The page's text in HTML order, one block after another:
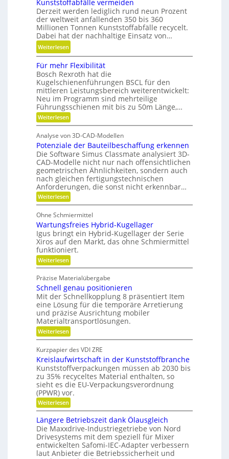
D
y
n
a
m
i
k
u
n
d
P
l
a
t
z
w
i
n
d
e
t
r
i
e
b
u
n
d
y
d
r
a
u
l
i
k
i
m
V
e
r
g
l
e
i
c
h
d
u
l
r
e
r
m
a
t
u
r
e
n
t
e
c
h
n
i
k
Kunststoffabfälle vermeiden
Derzeit werden lediglich rund neun Prozent
der weltweit anfallenden 350 bis 360
Millionen Tonnen Kunststoffabfälle recycelt.
Dabei hat der nachhaltige Einsatz von…
Weiterlesen:
K
u
n
s
s
t
o
f
f
a
b
f
ä
l
l
e
v
e
r
m
e
i
d
e
n
Für mehr Flexibilität
Bosch Rexroth hat die
Kugelschienenführungen BSCL für den
mittleren Leistungsbereich weiterentwickelt:
Neu im Programm sind mehrteilige
Führungsschienen mit bis zu 50m Länge,…
Weiterlesen:
F
r
m
e
h
r
F
l
e
x
i
i
l
i
t
ä
t
Analyse von 3D-CAD-Modellen
Potenziale der Bauteilbeschaffung erkennen
Die Software Simus Classmate analysiert 3D-
CAD-Modelle nicht nur nach offensichtlichen
geometrischen Ähnlichkeiten, sondern auch
nach gleichen fertigungstechnischen
Anforderungen, die sonst nicht erkennbar…
Weiterlesen:
P
t
e
n
z
i
a
l
e
d
e
r
B
a
u
t
e
i
l
b
e
s
c
h
a
f
f
u
n
g
e
r
k
e
n
Ohne Schmiermittel
Wartungsfreies Hybrid-Kugellager
Igus bringt ein Hybrid-Kugellager der Serie
Xiros auf den Markt, das ohne Schmiermittel
funktioniert.
Weiterlesen:
W
r
t
u
n
g
s
f
r
e
e
s
H
y
b
r
i
d
-
K
u
g
e
l
l
Präzise Materialübergabe
Schnell genau positionieren
Mit der Schnellkopplung 8 präsentiert Item
eine Lösung für die temporäre Arretierung
und präzise Ausrichtung mobiler
Materialtransportlösungen.
Weiterlesen:
S
h
n
e
l
l
g
e
n
a
u
p
o
s
i
t
Kurzpapier des VDI ZRE
Kreislaufwirtschaft in der Kunststoffbranche
Kunststoffverpackungen müssen ab 2030 bis
zu 35% recyceltes Material enthalten, so
sieht es die EU-Verpackungsverordnung
(PPWR) vor.
Weiterlesen:
K
r
e
i
s
l
a
Längere Betriebszeit dank Ölausgleich
Die Maxxdrive-Industriegetriebe von Nord
Drivesystems mit dem speziell für Mixer
entwickelten Safomi-IEC-Adapter verbessern
laut Anbieter die Betriebssicherheit und